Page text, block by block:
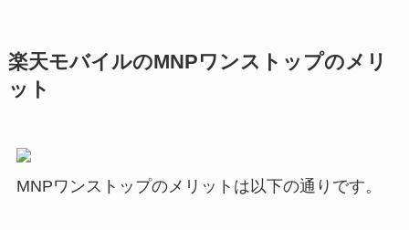
楽天モバイルのMNPワンストップのメリ
ット
MNPワンストップのメリットは以下の通りです。